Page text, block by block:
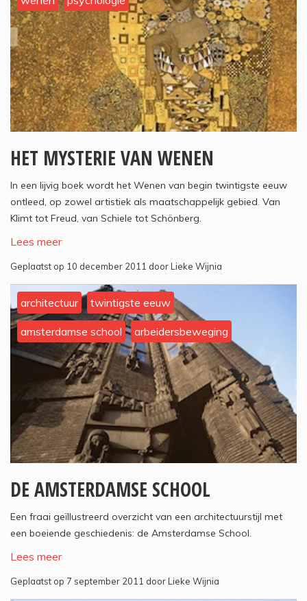
HET MYSTERIE VAN WENEN
In een lijvig boek wordt het Wenen van begin twintigste eeuw
ontleed, op zowel artistiek als maatschappelijk gebied. Van
Klimt tot Freud, van Schiele tot Schönberg.
Lees meer
Geplaatst op 10 december 2011 door Lieke Wijnia
architectuur twintigste eeuw
amsterdamse school arbeidersbeweging
DE AMSTERDAMSE SCHOOL
Een fraai geïllustreerd overzicht van een architectuurstijl met
een boeiende geschiedenis: de Amsterdamse School.
Lees meer
Geplaatst op 7 september 2011 door Lieke Wijnia